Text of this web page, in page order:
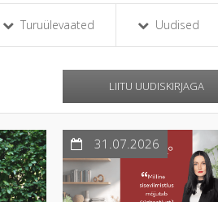
Turuülevaated Uudised
LIITU UUDISKIRJAGA
31.07.2026